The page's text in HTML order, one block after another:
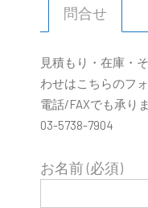
問合せ
見積もり・在庫・
わせはこちらのフ
電話/FAXでも承り
03-5738-7904
お名前 (必須)